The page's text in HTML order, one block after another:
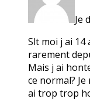
Je
Slt moi j ai 14
rarement
Mais j ai
ce normal?
ai trop trop